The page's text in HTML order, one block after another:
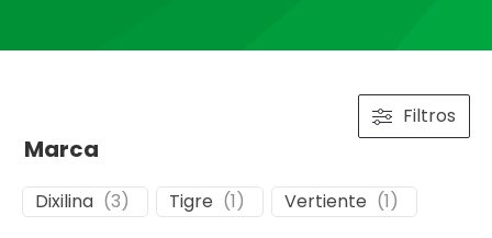
Filtros
Marca
Dixilina (3) Tigre (1) Vertiente (1)